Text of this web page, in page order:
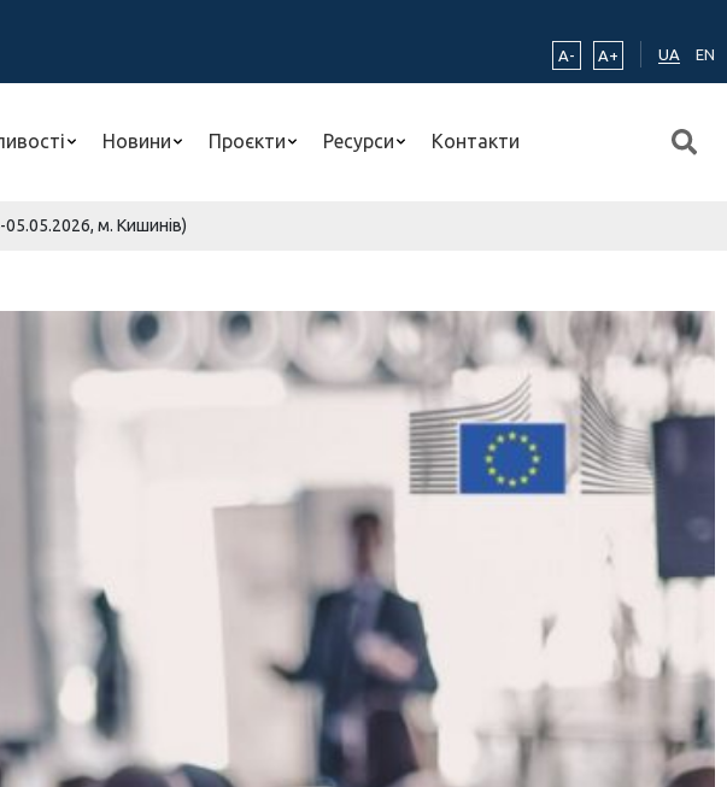
A-
A+ UA EN
Новини Проєкти Ресурси Контакти
м. Кишинів)